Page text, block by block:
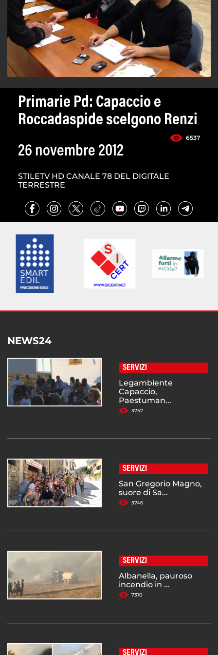
Primarie Pd: Capaccio e
Roccadaspide scelgono Renzi
6537
26 novembre 2012
STILETV HD CANALE 78 DEL DIGITALE
TERRESTRE
NEWS24
SERVIZI
Legambiente
Capaccio,
Paestuman...
3757
SERVIZI
San Gregorio Magno,
suore di Sa...
3746
SERVIZI
Albanella, pauroso
incendio in ...
7310
SERVIZI